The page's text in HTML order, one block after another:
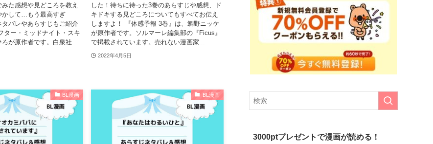
た感想や見どころを教え
かして…もう最高すぎ
バレやあらすじもご紹介
ター・ミッドナイト・スキ
が原作者です。白泉社
した！待ちに待った3巻のあらすじや感想、ド
キドキする見どころについてもすべてお伝え
しますよ！ 『体感予報 3巻』は、鯛野ニッケ
が原作者です。ソルマーレ編集部の『Ficus』
で掲載されています。売れない漫画家...
2022年4月5日
BL漫画 BL漫画
3000ptプレゼントで漫画が読める！